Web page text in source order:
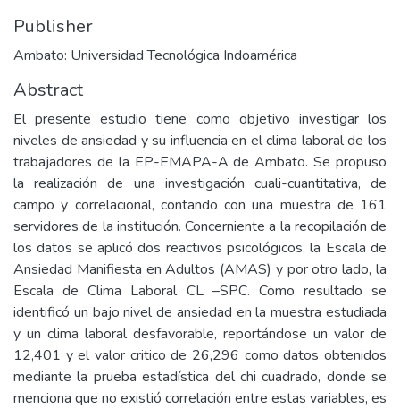
Publisher
Ambato: Universidad Tecnológica Indoamérica
Abstract
El presente estudio tiene como objetivo investigar los
niveles de ansiedad y su influencia en el clima laboral de los
trabajadores de la EP-EMAPA-A de Ambato. Se propuso
la realización de una investigación cuali-cuantitativa, de
campo y correlacional, contando con una muestra de 161
servidores de la institución. Concerniente a la recopilación de
los datos se aplicó dos reactivos psicológicos, la Escala de
Ansiedad Manifiesta en Adultos (AMAS) y por otro lado, la
Escala de Clima Laboral CL –SPC. Como resultado se
identificó un bajo nivel de ansiedad en la muestra estudiada
y un clima laboral desfavorable, reportándose un valor de
12,401 y el valor critico de 26,296 como datos obtenidos
mediante la prueba estadística del chi cuadrado, donde se
menciona que no existió correlación entre estas variables, es